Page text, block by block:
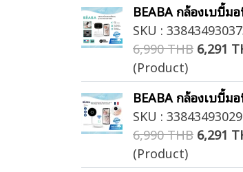
BEABA กล้องเบบี้
SKU :
6,990 THB 6,291
(Product)
BEABA กล้องเบบี้
SKU :
6,990 THB 6,291
(Product)